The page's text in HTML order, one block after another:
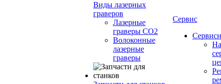
Виды лазерных
граверов
Лазерные
граверы СО2
Волоконные
лазерные
граверы
Сервис